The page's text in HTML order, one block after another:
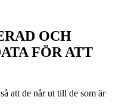
OCH
FÖR ATT
att de når ut till de som är